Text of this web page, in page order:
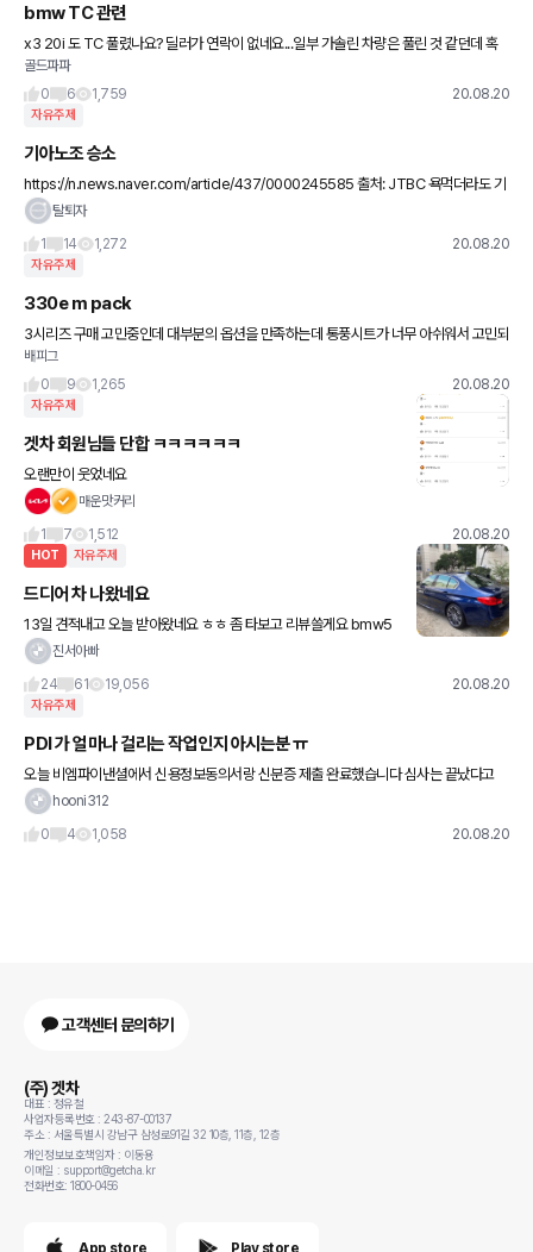
bmw TC 관련
x3 20i 도 TC 풀렸나요? 딜러가 연락이 없네요...일부 가솔린 차량은 풀린 것 같던데 혹
시 x3 풀렸다고 연락 받으신 분 계신가요?
골드파파
0
6 1,759 20.08.20
자유주제
기아노조 승소
https://n.news.naver.com/article/437/0000245585 출처: JTBC 욕먹더라도 기
아노조 들어가고싶습니다..ㅜㅜ 1조원대 소송이네요... ㄷㄷㄷ
탈퇴자
1
14 1,272 20.08.20
자유주제
330e m pack
3시리즈 구매 고민중인데 대부분의 옵션을 만족하는데 통풍시트가 너무 아쉬워서 고민되
는데 3시리즈로 구매하고 통풍시트를 사제 공업사가서 맡기는건 어떨까요?? 피드백좀
부탁드릴게요!!
배피그
0
9 1,265 20.08.20
자유주제
겟차 회원님들 단합 ㅋㅋㅋㅋㅋㅋ
오랜만이 웃었네요
매운맛커리
1
7 1,512 20.08.20
HOT 자유주제
드디어 차 나왔네요
13일 견적내고 오늘 받아왔네요 ㅎㅎ 좀 타보고 리뷰쓸게요 bmw5
20d x mp oe에요 번호판 달기전 강남전시장
진서아빠
24
61 19,056 20.08.20
자유주제
PDI 가 얼마나 걸리는 작업인지 아시는분 ㅠ
오늘 비엠파이낸셜에서 신용정보동의서랑 신분증 제출 완료했습니다 심사는 끝났다고
하네요 딜러님 말로는 PDI가 들어가면 완료일이 나오기때문에 해당PDI완료 날짜로 보험
hooni312
0
4 1,058 20.08.20
고객센터 문의하기
(주) 겟차
대표 : 정유철
사업자등록번호 : 243-87-00137
주소 : 서울특별시 강남구 삼성로91길 32 10층, 11층, 12층
개인정보보호책임자 : 이동용
이메일 : support@getcha.kr
전화번호: 1800-0456
App store Play store